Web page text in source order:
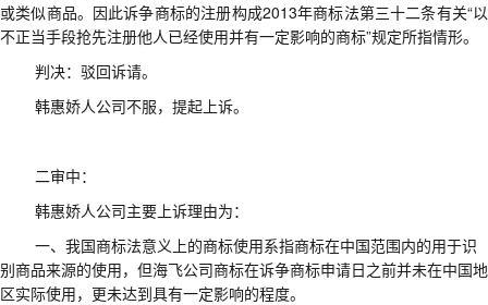
或类似商品。因此诉争商标的注册构成2013年商标法第三十二条有关“以
不正当手段抢先注册他人已经使用并有一定影响的商标”规定所指情形。
判决： 驳回诉请。
韩惠娇人公司不服，提起上诉。
二审中：
韩惠娇人公司主要上诉理由为：
一、 我国商标法意义上的商标使用系指商标在中国范围内的用于识
别商品来源的使用，但海飞公司商标在诉争商标申请日之前并未在中国地
区实际使用，更未达到具有一定影响的程度。